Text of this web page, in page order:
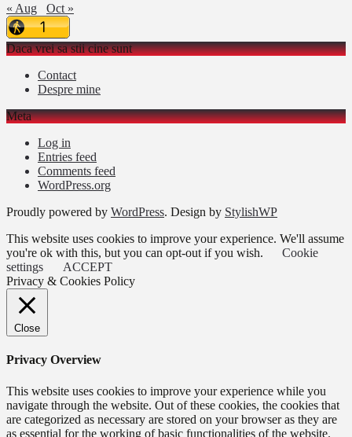
« Aug
Oct »
Daca vrei sa stii cine sunt
Contact
Despre mine
Meta
Log in
Entries feed
Comments feed
WordPress.org
Proudly powered by WordPress. Design by StylishWP
This website uses cookies to improve your experience. We'll assume
you're ok with this, but you can opt-out if you wish.
Cookie
settings
ACCEPT
Privacy & Cookies Policy
Close
Privacy Overview
This website uses cookies to improve your experience while you
navigate through the website. Out of these cookies, the cookies that
are categorized as necessary are stored on your browser as they are
as essential for the working of basic functionalities of the website.